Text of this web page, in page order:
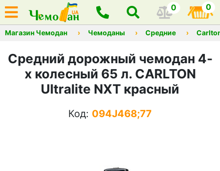
0 0
Магазин Чемодан Чемоданы Средние
Средний дорожный чемодан 4-
х колесный 65 л. CARLTON
Ultralite NXT красный
Код: 094J468;77